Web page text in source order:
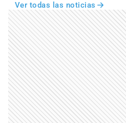
Ver todas las noticias